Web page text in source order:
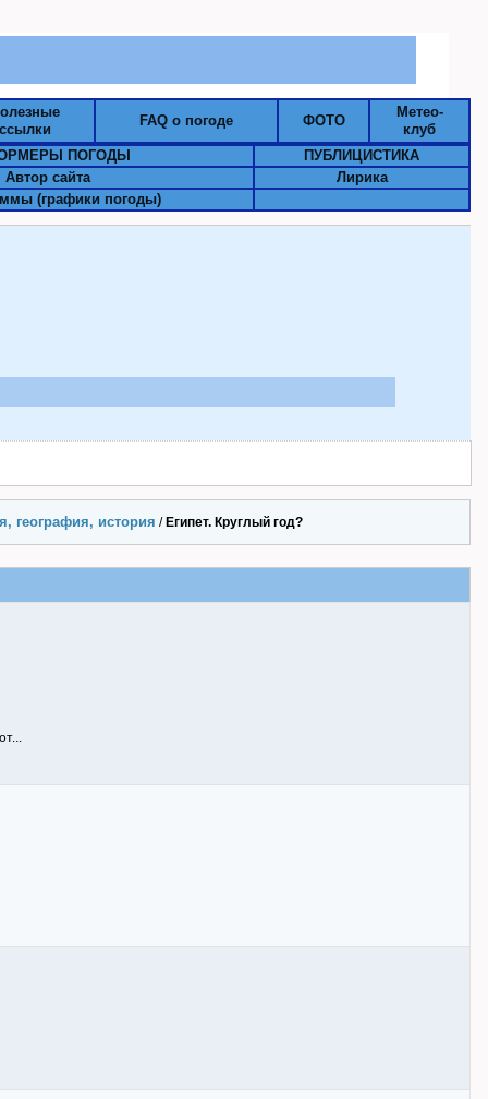
ссылки
FAQ о погоде ФОТО
Метео-
клуб
ПОГОДЫ
ПУБЛИЦИСТИКА
Автор сайта
Лирика
(графики погоды)
география, история / Египет. Круглый год?